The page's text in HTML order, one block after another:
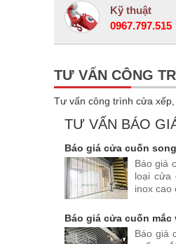
Kỹ thuật
0967.797.515
TƯ VẤN CÔNG
Tư vấn công trình cửa
TƯ VẤN BÁO
Báo giá cửa cuốn
Báo giá
loại cửa
inox cao
Báo giá cửa cuốn mắc
Báo giá